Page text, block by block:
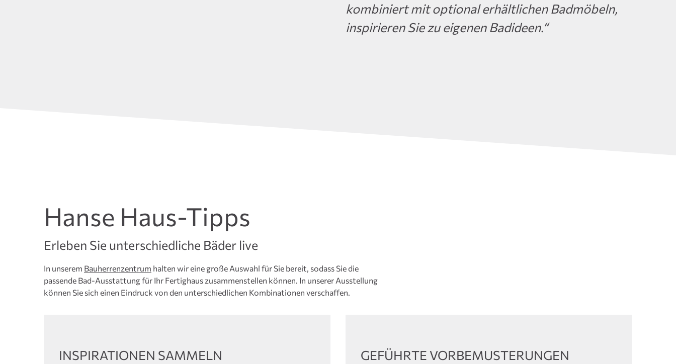
kombiniert mit optional erhältlichen Badmöbeln,
inspirieren Sie zu eigenen Badideen.“
Erleben Sie unterschiedliche Bäder live
Hanse Haus-Tipps
In unserem Bauherrenzentrum halten wir eine große Auswahl für Sie bereit, sodass Sie die
passende Bad-Ausstattung für Ihr Fertighaus zusammenstellen können. In unserer Ausstellung
können Sie sich einen Eindruck von den unterschiedlichen Kombinationen verschaffen.
INSPIRATIONEN SAMMELN GEFÜHRTE VORBEMUSTERUNGEN